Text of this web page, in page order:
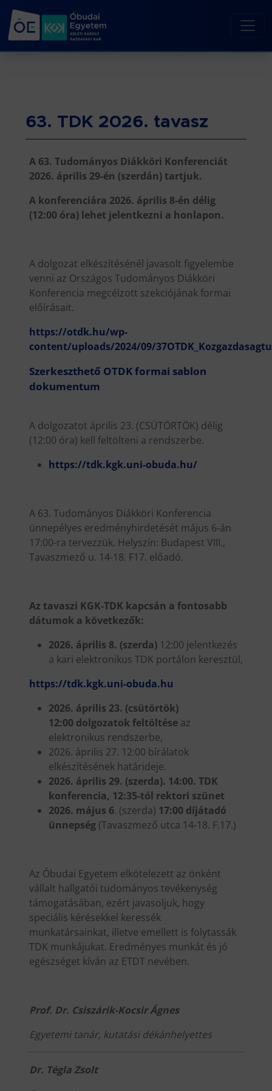
63. TDK 2026. tavasz
A 63. Tudományos Diákköri Konferenciát
2026. április 29-én (szerdán) tartjuk.
A konferenciára 2026. április 8-én délig
(12:00 óra) lehet jelentkezni a honlapon.
A dolgozat elkészítésénél javasolt figyelembe
venni az Országos Tudományos Diákköri
Konferencia megcélzott szekciójának formai
előírásait.
https://otdk.hu/wp-
content/uploads/2024/09/
Szerkeszthető OTDK formai sablon
dokumentum
A dolgozatot április 23. (CSÜTÖRTÖK) délig
(12:00 óra) kell feltölteni a rendszerbe.
https://tdk.kgk.uni-obuda.hu/
A 63. Tudományos Diákköri Konferencia
ünnepélyes eredményhirdetését május 6-án
17:00-ra tervezzük. Helyszín: Budapest VIII.,
Tavaszmező u. 14-18. F17. előadó.
Az tavaszi KGK-TDK kapcsán a fontosabb
dátumok a következők:
2026. április 8. (szerda) 12:00 jelentkezés
a kari elektronikus TDK portálon keresztül,
https://tdk.kgk.uni-obuda.hu
2026. április 23. (csütörtök)
12:00 dolgozatok feltöltése az
elektronikus rendszerbe,
2026. április 27. 12:00 bírálatok
elkészítésének határideje.
2026. április 29. (szerda). 14:00. TDK
konferencia, 12:35-tól rektori szünet
2026. május 6. (szerda) 17:00 díjátadó
ünnepség (Tavaszmező utca 14-18. F.17.)
Az Óbudai Egyetem elkötelezett az önként
vállalt hallgatói tudományos tevékenység
támogatásában, ezért javasoljuk, hogy
speciális kérésekkel keressék
munkatársainkat, illetve emellett is folytassák
TDK munkájukat. Eredményes munkát és jó
egészséget kíván az ETDT nevében.
Prof. Dr. Csiszárik-Kocsir Ágnes
Egyetemi tanár, kutatási dékánhelyettes
Dr. Tégla Zsolt